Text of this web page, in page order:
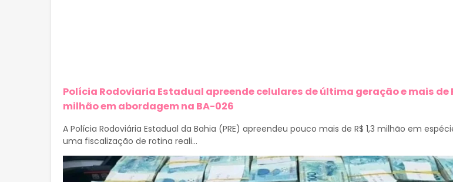
Polícia Rodoviaria Estadual apreende celulares de última geração e mais de
milhão em abordagem na BA-026
A Polícia Rodoviária Estadual da Bahia (PRE) apreendeu pouco mais de R$ 1,3 milhão em
uma fiscalização de rotina reali...